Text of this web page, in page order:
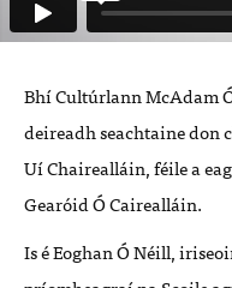
BhíCultúrlann McAdam
deireadh seachtainedon
Uí Chairealláin, féile a
GearóidÓ Cairealláin.
IséEoghanÓNéill,